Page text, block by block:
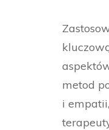
metod
i